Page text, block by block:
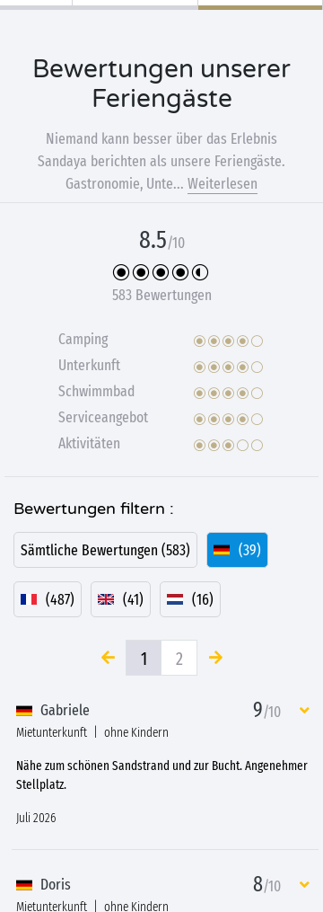
Bewertungen unserer
Feriengäste
Niemand kann besser über das Erlebnis
Sandaya berichten als unsere Feriengäste.
Gastronomie, Unte... Weiterlesen
8.5/10
583 Bewertungen
Camping
Unterkunft
Schwimmbad
Serviceangebot
Aktivitäten
Bewertungen filtern :
Sämtliche Bewertungen (583) (39)
(487) (41) (16)
1 2
Gabriele 9/10
Mietunterkunft ohne Kindern
Nähe zum schönen Sandstrand und zur Bucht. Angenehmer
Stellplatz.
Juli 2026
Doris 8/10
Mietunterkunft ohne Kindern